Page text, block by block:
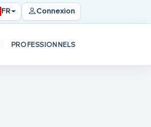
FR Connexion
PROFESSIONNELS